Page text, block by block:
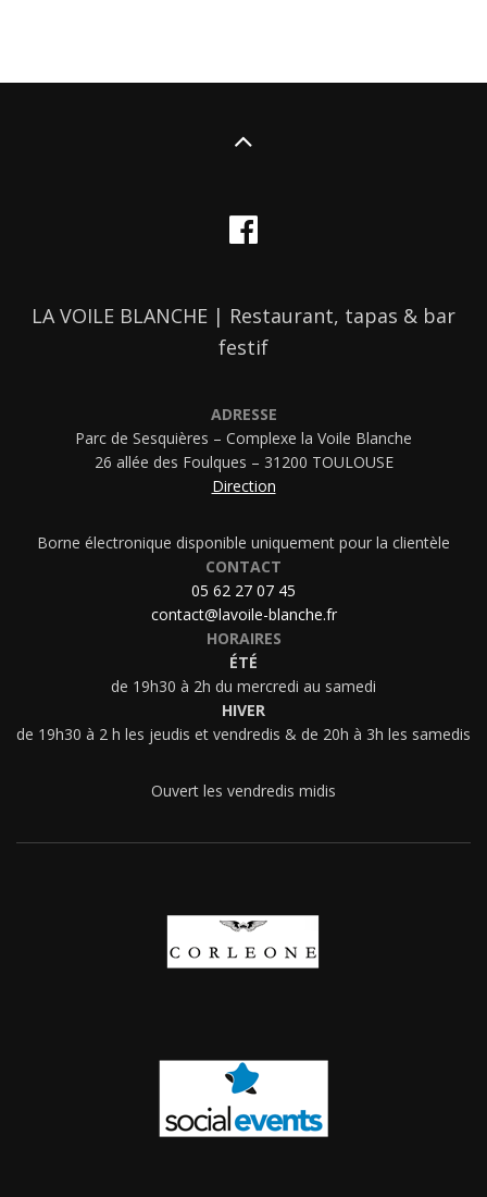
LA VOILE BLANCHE | Restaurant, tapas & bar
festif
ADRESSE
Parc de Sesquières – Complexe la Voile Blanche
26 allée des Foulques – 31200 TOULOUSE
Direction
Borne électronique disponible uniquement pour la clientèle
CONTACT
05 62 27 07 45
contact@lavoile-blanche.fr
HORAIRES
ÉTÉ
de 19h30 à 2h du mercredi au samedi
HIVER
de 19h30 à 2 h les jeudis et vendredis & de 20h à 3h les samedis
Ouvert les vendredis midis